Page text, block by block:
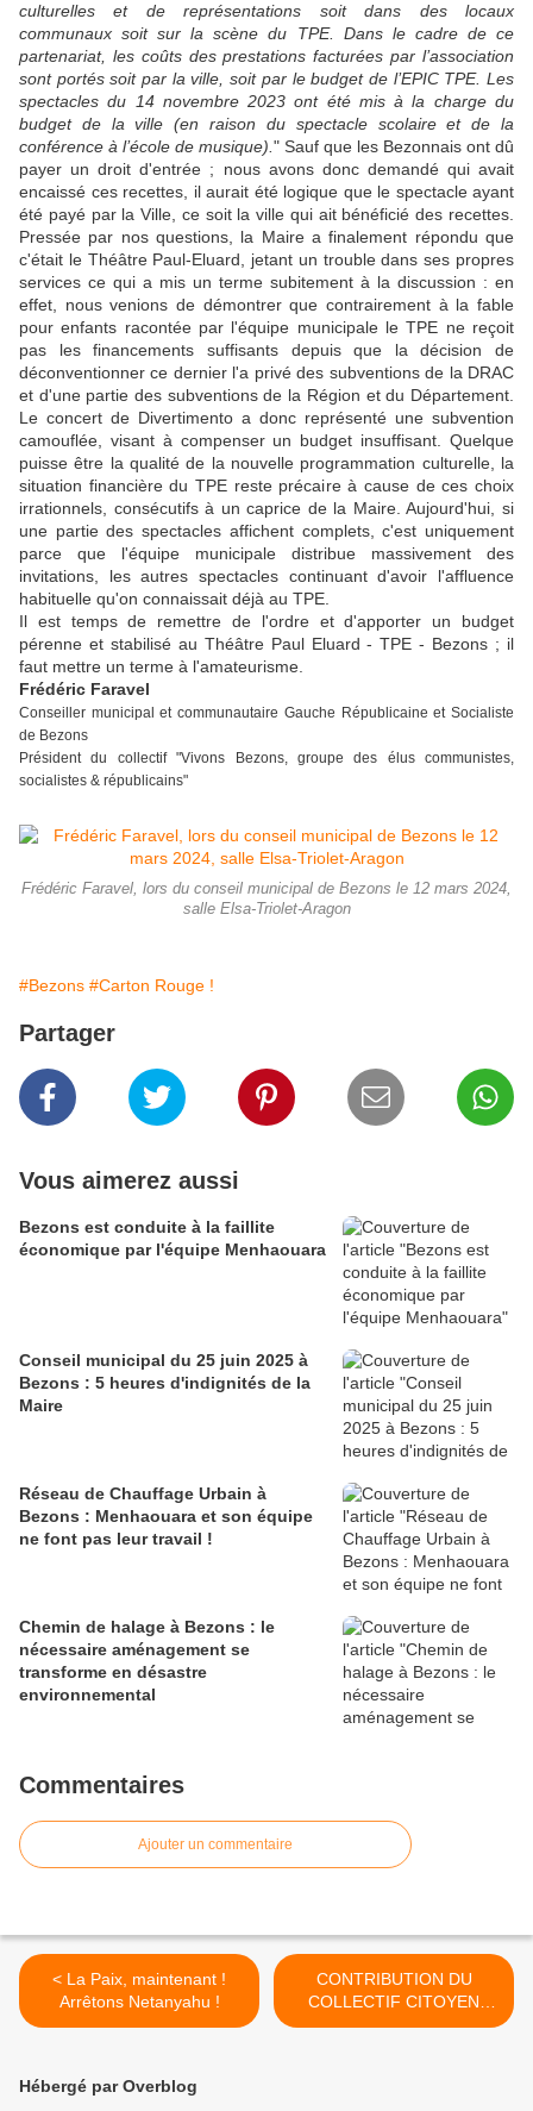
culturelles et de représentations soit dans des locaux
communaux soit sur la scène du TPE. Dans le cadre de ce
partenariat, les coûts des prestations facturées par l’association
sont portés soit par la ville, soit par le budget de l’EPIC TPE. Les
spectacles du 14 novembre 2023 ont été mis à la charge du
budget de la ville (en raison du spectacle scolaire et de la
conférence à l’école de musique). " Sauf que les Bezonnais ont dû
payer un droit d'entrée ; nous avons donc demandé qui avait
encaissé ces recettes, il aurait été logique que le spectacle ayant
été payé par la Ville, ce soit la ville qui ait bénéficié des recettes.
Pressée par nos questions, la Maire a finalement répondu que
c'était le Théâtre Paul-Eluard, jetant un trouble dans ses propres
services ce qui a mis un terme subitement à la discussion : en
effet, nous venions de démontrer que contrairement à la fable
pour enfants racontée par l'équipe municipale le TPE ne reçoit
pas les financements suffisants depuis que la décision de
déconventionner ce dernier l'a privé des subventions de la DRAC
et d'une partie des subventions de la Région et du Département.
Le concert de Divertimento a donc représenté une subvention
camouflée, visant à compenser un budget insuffisant. Quelque
puisse être la qualité de la nouvelle programmation culturelle, la
situation financière du TPE reste précaire à cause de ces choix
irrationnels, consécutifs à un caprice de la Maire. Aujourd'hui, si
une partie des spectacles affichent complets, c'est uniquement
parce que l'équipe municipale distribue massivement des
invitations, les autres spectacles continuant d'avoir l'affluence
habituelle qu'on connaissait déjà au TPE.
Il est temps de remettre de l'ordre et d'apporter un budget
pérenne et stabilisé au Théâtre Paul Eluard - TPE - Bezons ; il
faut mettre un terme à l'amateurisme.
Frédéric Faravel
Conseiller municipal et communautaire Gauche Républicaine et Socialiste
de Bezons
Président du collectif "Vivons Bezons, groupe des élus communistes,
socialistes & républicains"
Frédéric Faravel, lors du conseil municipal de Bezons le 12 mars 2024,
salle Elsa-Triolet-Aragon
#Bezons #Carton Rouge !
Partager
Vous aimerez aussi
Bezons est conduite à la faillite
économique par l'équipe Menhaouara
Conseil municipal du 25 juin 2025 à
Bezons : 5 heures d'indignités de la
Maire
Réseau de Chauffage Urbain à
Bezons : Menhaouara et son équipe
ne font pas leur travail !
Chemin de halage à Bezons : le
nécessaire aménagement se
transforme en désastre
environnemental
Commentaires
Ajouter un commentaire
< La Paix, maintenant !
Arrêtons Netanyahu !
CONTRIBUTION DU
COLLECTIF CITOYEN
« VIVONS BEZONS » À
Hébergé par Overblog